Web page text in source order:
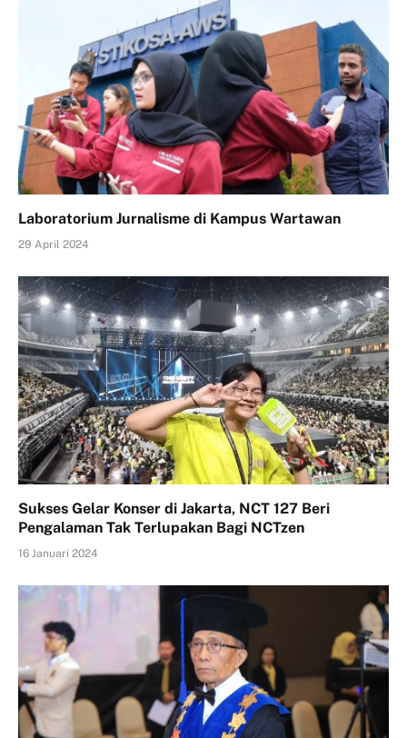
Laboratorium Jurnalisme di Kampus Wartawan
29 April 2024
Sukses Gelar Konser di Jakarta, NCT 127 Beri
Pengalaman Tak Terlupakan Bagi NCTzen
16 Januari 2024